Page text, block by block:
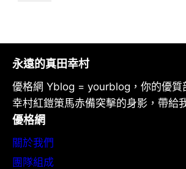
永遠的真田幸村
優格網 Yblog = yourblog，你的優質
幸村紅鎧策馬赤備突擊的身影，帶給
優格網
關於我們
團隊組成